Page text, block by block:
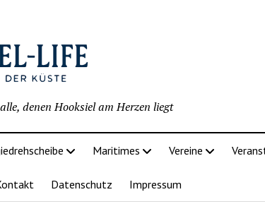
denen Hooksiel am Herzen liegt
Maritimes Vereine
Datenschutz Impressum